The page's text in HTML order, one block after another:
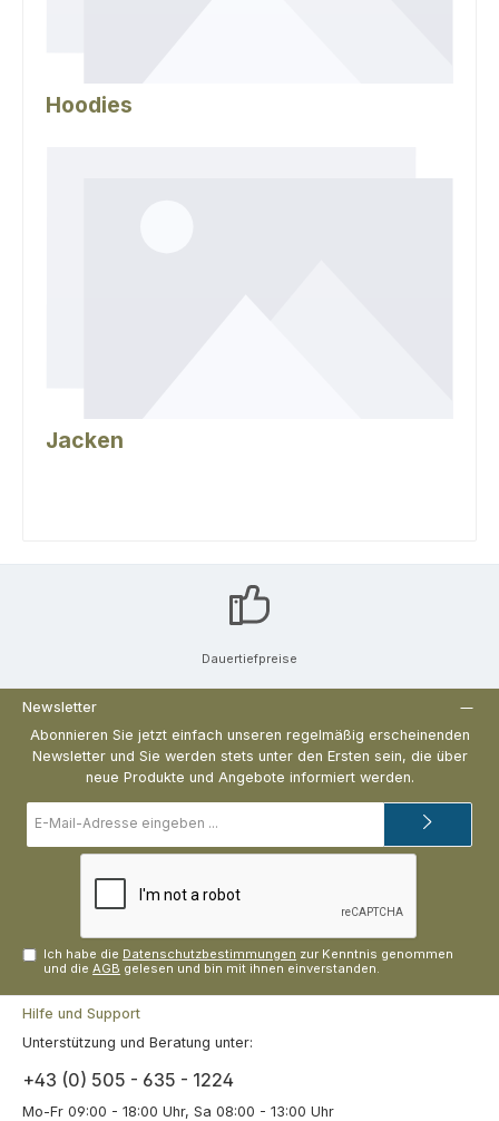
Hoodies
Jacken
Dauertiefpreise
Newsletter
Abonnieren Sie jetzt einfach unseren regelmäßig erscheinenden
Newsletter und Sie werden stets unter den Ersten sein, die über
neue Produkte und Angebote informiert werden.
Mail-
Ich habe die Datenschutzbestimmungen zur Kenntnis genommen
und dieAGB gelesen und bin mit ihnen einverstanden.
Hilfe und Support
Unterstützung und Beratung unter:
+43 (0) 505 - 635 - 1224
Mo-Fr 09:00 - 18:00 Uhr, Sa 08:00 - 13:00 Uhr